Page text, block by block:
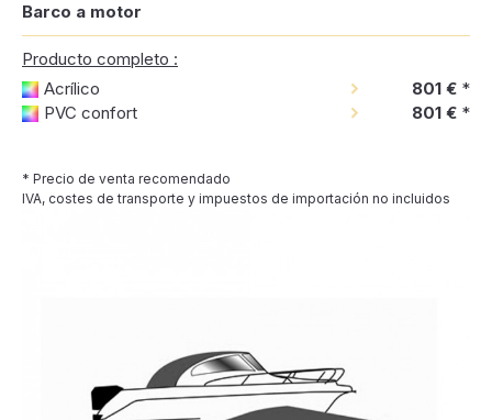
Barco a motor
Producto completo :
Acrílico
801 € *
PVC confort
801 € *
* Precio de venta recomendado
IVA, costes de transporte y impuestos de importación no incluidos